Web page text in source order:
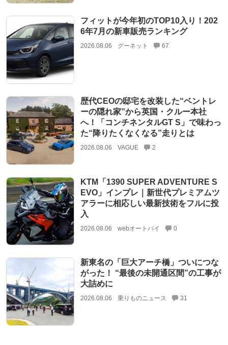
フィットが今年初のTOP10入り！202
6年7月の新車販売ランキング
2026.08.06 グーネット 67
歴代CEOの邸宅を改装した“ベントレ
ーの隠れ家”から英国・クルー本社
へ！「コンチネンタルGT S」で味わっ
た“降りたくなくなる”走りとは
2026.08.06 VAGUE 2
KTM「1390 SUPER ADVENTURE S
EVO」インプレ｜新世代プレミアムツ
アラーに相応しい最新技術をフルに投
入
2026.08.06 webオートバイ 0
新東名の「巨大アーチ橋」ついにつな
がった！ “最後の未開通区間”の工事が
大詰めに
2026.08.06 乗りものニュース 31